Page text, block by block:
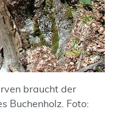
braucht der
Buchenholz. Foto: